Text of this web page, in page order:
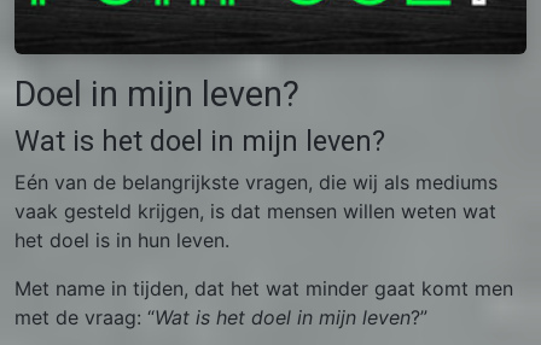
Doel in mijn leven?
Wat is het doel in mijn leven?
Eén van de belangrijkste vragen, die wij als mediums
vaak gesteld krijgen, is dat mensen willen weten wat
het doel is in hun leven.
Met name in tijden, dat het wat minder gaat komt men
met de vraag: “Wat is het doel in mijn leven?”